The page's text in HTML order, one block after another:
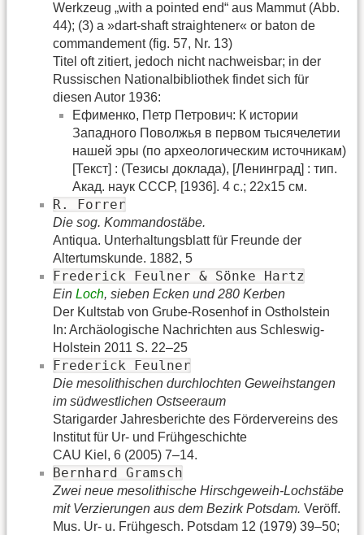
Werkzeug „with a pointed end“ aus Mammut (Abb.
44); (3) a »dart-shaft straightener« or baton de
commandement (fig. 57, Nr. 13)
Titel oft zitiert, jedoch nicht nachweisbar; in der
Russischen Nationalbibliothek findet sich für
diesen Autor 1936:
Ефименко, Петр Петрович: К истории
Западного Поволжья в первом тысячелетии
нашей эры (по археологическим источникам)
[Текст] : (Тезисы доклада), [Ленинград] : тип.
Акад. наук СССР, [1936]. 4 с.; 22х15 см.
R. Forrer
Die sog. Kommandostäbe.
Antiqua. Unterhaltungsblatt für Freunde der
Altertumskunde. 1882, 5
Frederick Feulner & Sönke Hartz
Ein Loch, sieben Ecken und 280 Kerben
Der Kultstab von Grube-Rosenhof in Ostholstein
In: Archäologische Nachrichten aus Schleswig-
Holstein 2011 S. 22–25
Frederick Feulner
Die mesolithischen durchlochten Geweihstangen
im südwestlichen Ostseeraum
Starigarder Jahresberichte des Fördervereins des
Institut für Ur- und Frühgeschichte
CAU Kiel, 6 (2005) 7–14.
Bernhard Gramsch
Zwei neue mesolithische Hirschgeweih-Lochstäbe
mit Verzierungen aus dem Bezirk Potsdam. Veröff.
Mus. Ur- u. Frühgesch. Potsdam 12 (1979) 39–50;